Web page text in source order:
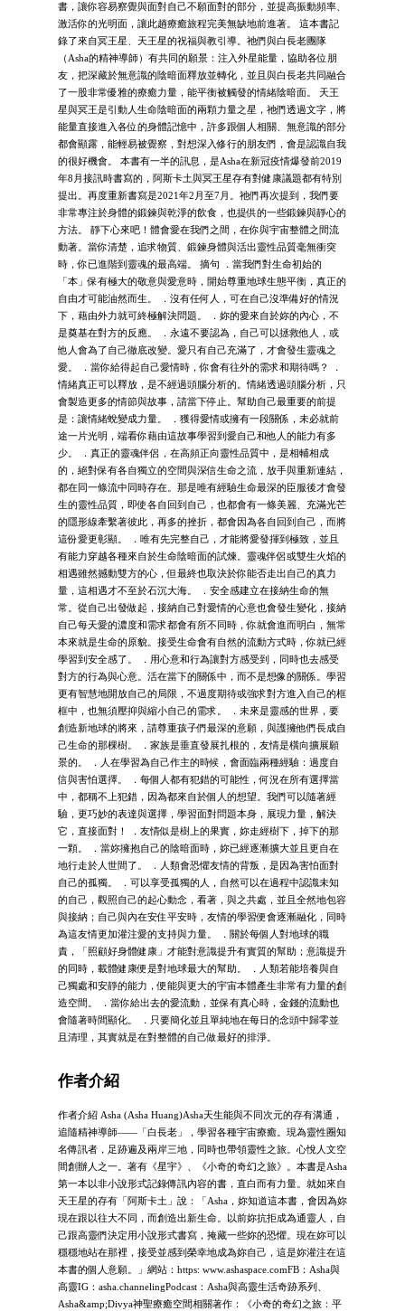
書，讓你容易察覺與面對自己不願面對的部分，並提高振動頻率、
激活你的光明面，讓此趟療癒旅程完美無缺地前進著。 這本書記
錄了來自冥王星、天王星的祝福與教引導。祂們與白長老團隊
（Asha的精神導師）有共同的願景：注入外星能量，協助各位朋
友，把深藏於無意識的陰暗面釋放並轉化，並且與白長老共同融合
了一股非常優雅的療癒力量，能平衡被觸發的情緒陰暗面。 天王
星與冥王是引動人生命陰暗面的兩顆力量之星，祂們透過文字，將
能量直接進入各位的身體記憶中，許多跟個人相關、無意識的部分
都會顯露，能輕易被覺察，對想深入修行的朋友們，會是認識自我
的很好機會。 本書有一半的訊息，是Asha在新冠疫情爆發前2019
年8月接訊時書寫的，阿斯卡土與冥王星存有對健康議題都有特別
提出。再度重新書寫是2021年2月至7月。祂們再次提到，我們要
非常專注於身體的鍛鍊與乾淨的飲食，也提供的一些鍛鍊與靜心的
方法。 靜下心來吧！體會愛在我們之間，在你與宇宙整體之間流
動著。當你清楚，追求物質、鍛鍊身體與活出靈性品質毫無衝突
時，你已進階到靈魂的最高端。 摘句 ．當我們對生命初始的
「本」保有極大的敬意與愛意時，開始尊重地球生態平衡，真正的
自由才可能油然而生。 ．沒有任何人，可在自己沒準備好的情況
下，藉由外力就可終極解決問題。 ．妳的愛來自於妳的內心，不
是奠基在對方的反應。 ．永遠不要認為，自己可以拯救他人，或
他人會為了自己徹底改變。愛只有自己充滿了，才會發生靈魂之
愛。 ．當你給得起自己愛情時，你會有往外的需求和期待嗎？ ．
情緒真正可以釋放，是不經過頭腦分析的。情緒透過頭腦分析，只
會製造更多的情節與故事，請當下停止。幫助自己最重要的前提
是：讓情緒蛻變成力量。 ．獲得愛情或擁有一段關係，未必就前
途一片光明，端看你藉由這故事學習到愛自己和他人的能力有多
少。 ．真正的靈魂伴侶，在高頻正向靈性品質中，是相輔相成
的，絕對保有各自獨立的空間與深信生命之流，放手與重新連結，
都在同一條流中同時存在。那是唯有經驗生命最深的臣服後才會發
生的靈性品質，即使各自回到自己，也都會有一條美麗、充滿光芒
的隱形線牽繫著彼此，再多的挫折，都會因為各自回到自己，而將
這份愛更彰顯。 ．唯有先完整自己，才能將愛發揮到極致，並且
有能力穿越各種來自於生命陰暗面的試煉。靈魂伴侶或雙生火焰的
相遇雖然撼動雙方的心，但最終也取決於你能否走出自己的真力
量，這相遇才不至於石沉大海。 ．安全感建立在接納生命的無
常。從自己出發做起，接納自己對愛情的心意也會發生變化，接納
自己每天愛的濃度和需求都會有所不同時，你就會進而明白，無常
本來就是生命的原貌。接受生命會有自然的流動方式時，你就已經
學習到安全感了。 ．用心意和行為讓對方感受到，同時也去感受
對方的行為與心意。活在當下的關係中，而不是想像的關係。學習
更有智慧地開放自己的局限，不過度期待或強求對方進入自己的框
框中，也無須壓抑與縮小自己的需求。 ．未來是靈感的世界，要
創造新地球的將來，請尊重孩子們最深的意願，與護擁他們長成自
己生命的那棵樹。 ．家族是垂直發展扎根的，友情是橫向擴展願
景的。 ．人在學習為自己作主的時候，會面臨兩種經驗：過度自
信與害怕選擇。 ．每個人都有犯錯的可能性，何況在所有選擇當
中，都稱不上犯錯，因為都來自於個人的想望。我們可以隨著經
驗，更巧妙的表達與選擇，學習面對問題本身，展現力量，解決
它，直接面對！ ．友情似是樹上的果實，妳走經樹下，掉下的那
一顆。 ．當妳擁抱自己的陰暗面時，妳已經逐漸擴大並且更自在
地行走於人世間了。 ．人類會恐懼友情的背叛，是因為害怕面對
自己的孤獨。 ．可以享受孤獨的人，自然可以在過程中認識未知
的自己，觀照自己的起心動念，看著，與之共處，並且全然地包容
與接納；自己與內在安住平安時，友情的學習便會逐漸融化，同時
為這友情更加灌注愛的支持與力量。 ．關於每個人對地球的職
責，「照顧好身體健康」才能對意識提升有實質的幫助；意識提升
的同時，載體健康便是對地球最大的幫助。 ．人類若能培養與自
己獨處和安靜的能力，便能與更大的宇宙本體產生非常有力量的創
造空間。 ．當你給出去的愛流動，並保有真心時，金錢的流動也
會隨著時間顯化。 ．只要簡化並且單純地在每日的念頭中歸零並
且清理，其實就是在對整體的自己做最好的排淨。
作者介紹
作者介紹 Asha (Asha Huang)Asha天生能與不同次元的存有溝通，
追隨精神導師——「白長老」，學習各種宇宙療癒。現為靈性圈知
名傳訊者，足跡遍及兩岸三地，同時也帶領靈性之旅。心悅人文空
間創辦人之一。著有《星宇》、《小奇的奇幻之旅》。本書是Asha
第一本以非小說形式記錄傳訊內容的書，直白而有力量。就如來自
天王星的存有「阿斯卡土」說：「Asha，妳知道這本書，會因為妳
現在跟以往大不同，而創造出新生命。以前妳抗拒成為通靈人，自
己跟高靈們決定用小說形式書寫，掩藏一些妳的恐懼。現在妳可以
穩穩地站在那裡，接受並感到榮幸地成為妳自己，這是妳灌注在這
本書的個人意願。」網站：https: www.ashaspace.comFB：Asha與
高靈IG：asha.channelingPodcast：Asha與高靈生活奇跡系列、
Asha&amp;Divya神聖療癒空間相關著作：《小奇的奇幻之旅：平